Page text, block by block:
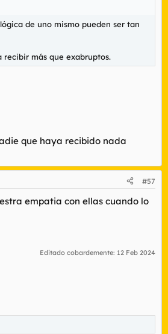
de uno mismo pueden ser tan
recibir más que exabruptos.
que haya recibido nada
#57
empatia con ellas cuando lo
Editado cobardemente: 12 Feb 2024